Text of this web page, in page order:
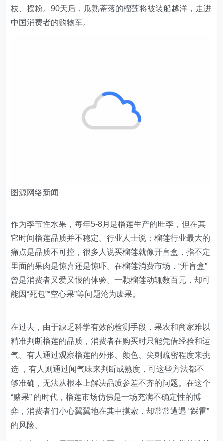
枝、授粉。90天后，瓜熟蒂落的榴莲将被装船越洋，走进
中国消费者的购物车。
图源网络新闻
作为季节性水果，每年5-8月是榴莲生产的旺季，但在其
它时间榴莲品质并不稳定。行业人士说：榴莲行业最大的
痛点是品质不可控，很多人说买榴莲就像开盲盒，指不定
里面的果肉是惊喜还是惊吓。在榴莲消费市场，“开盲盒”
曾是消费者又爱又恨的体验。一颗榴莲动辄数百元，却可
能因“死包”“空心果”等问题沦为废果。
在过去，由于缺乏科学有效的检测手段，果农和商家难以
精准判断榴莲的品质，消费者在购买时只能凭借经验和运
气。有人通过观察榴莲的外形、颜色、尖刺疏密程度来挑
选 ，有人则通过闻气味来判断成熟度，可这些方法都不
够准确，无法从根本上解决品质参差不齐的问题。在这个
“赌果” 的时代，榴莲市场仿佛是一场充满不确定性的博
弈，消费者们小心翼翼地在其中摸索，却常常遭遇 “踩雷”
的风险。